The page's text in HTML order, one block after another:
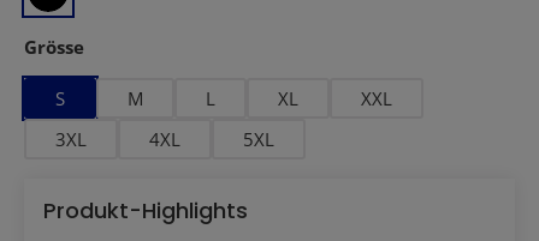
Grösse
S M L XL
XXL
3XL
4XL 5XL
Produkt-Highlights